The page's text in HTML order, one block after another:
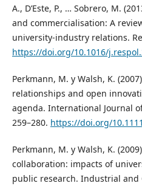
A., D’Este, P., … Sobrero, M.
and commercialisation: A
university-industry relations.
https://doi.org/10.1016/
Perkmann, M. y Walsh, K.
relationships and open
agenda. International Journal
259–280. https://doi.org/
Perkmann, M. y Walsh, K.
collaboration: impacts of
public research. Industrial and